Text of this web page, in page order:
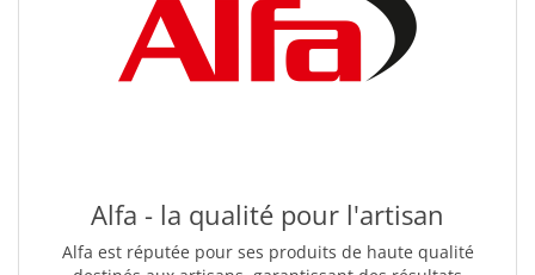
Alfa - la qualité pour l'artisan
Alfa est réputée pour ses produits de haute qualité